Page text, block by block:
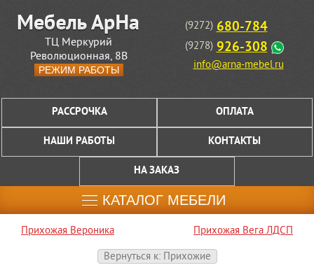
ТЦ Меркурий
Революционная, 8В
РЕЖИМ РАБОТЫ
(9272) 680-784
(9278) 926-308
info@arna-mebel.ru
РАССРОЧКА ОПЛАТА
НАШИ РАБОТЫ КОНТАКТЫ
НА ЗАКАЗ
КАТАЛОГ МЕБЕЛИ
Прихожая Вероника
Прихожая Вега ЛДСП
Вернуться к: Прихожие